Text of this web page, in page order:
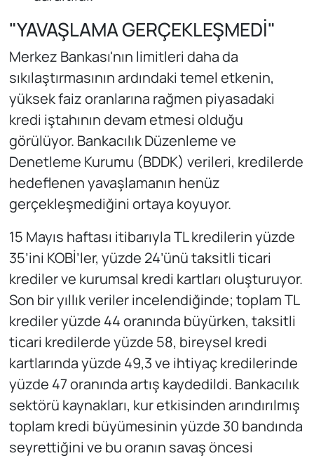
"YAVAŞLAMA GERÇEKLEŞMEDİ"
Merkez Bankası'nın limitleri daha da
sıkılaştırmasının ardındaki temel etkenin,
yüksek faiz oranlarına rağmen piyasadaki
kredi iştahının devam etmesi olduğu
görülüyor. Bankacılık Düzenleme ve
Denetleme Kurumu (BDDK) verileri, kredilerde
hedeflenen yavaşlamanın henüz
gerçekleşmediğini ortaya koyuyor.
15 Mayıs haftası itibarıyla TL kredilerin yüzde
35’ini KOBİ’ler, yüzde 24’ünü taksitli ticari
krediler ve kurumsal kredi kartları oluşturuyor.
Son bir yıllık veriler incelendiğinde; toplam TL
krediler yüzde 44 oranında büyürken, taksitli
ticari kredilerde yüzde 58, bireysel kredi
kartlarında yüzde 49,3 ve ihtiyaç kredilerinde
yüzde 47 oranında artış kaydedildi. Bankacılık
sektörü kaynakları, kur etkisinden arındırılmış
toplam kredi büyümesinin yüzde 30 bandında
seyrettiğini ve bu oranın savaş öncesi